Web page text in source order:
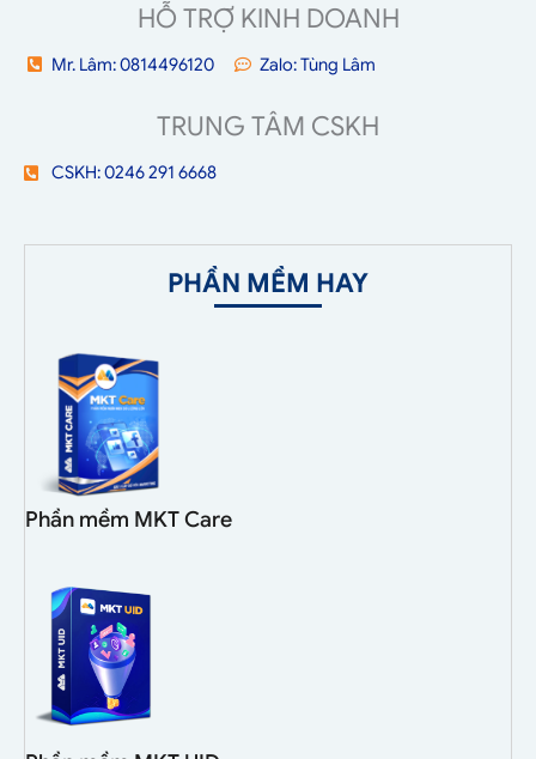
HỖ TRỢ KINH DOANH
Mr. Lâm: 0814496120 Zalo: Tùng Lâm
TRUNG TÂM CSKH
CSKH: 0246 291 6668
PHẦN MỀM HAY
Phần mềm MKT Care